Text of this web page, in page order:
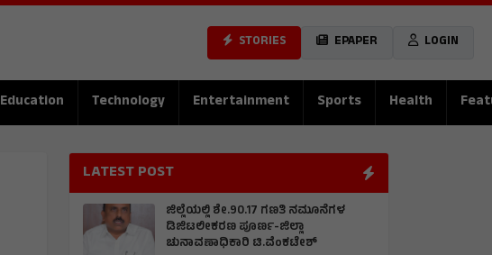
STORIES EPAPER LOGIN
Education Technology Entertainment Sports Health
LATEST POST
ಜಿಲ್ಲೆಯಲ್ಲಿ ಶೇ.90.17 ಗಣತಿ ನಮೂನೆಗಳ
ಡಿಜಿಟಲೀಕರಣ ಪೂರ್ಣ-ಜಿಲ್ಲಾ
ಚುನಾವಣಾಧಿಕಾರಿ ಟಿ.ವೆಂಕಟೇಶ್